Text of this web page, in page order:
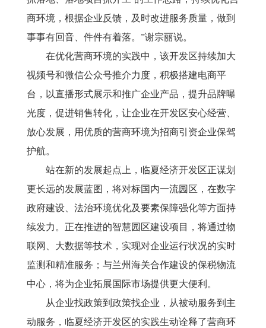
商环境，根据企业反馈，及时改进服务质量，做到
事事有回音、件件有着落。”谢宗丽说。
在优化营商环境的实践中，该开发区持续加大
视频号和微信公众号推介力度，积极搭建电商平
台，以直播形式展示和推广企业产品，提升品牌曝
光度，促进销售转化，让企业在开发区安心经营、
放心发展，用优质的营商环境为招商引资企业保驾
护航。
站在新的发展起点上，临夏经济开发区正谋划
更长远的发展蓝图，将对标国内一流园区，在数字
政府建设、法治环境优化及要素保障强化等方面持
续发力。正在推进的智慧园区建设项目，将通过物
联网、大数据等技术，实现对企业运行状况的实时
监测和精准服务；与兰州海关合作建设的保税物流
中心，将为企业拓展国际市场提供更大便利。
从企业找政策到政策找企业，从被动服务到主
动服务，临夏经济开发区的实践生动诠释了营商环